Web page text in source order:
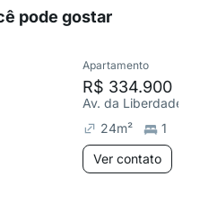
pode gostar
Apartamento
R$ 334.900
Av. da Liberdade,
24m²
1
Ver contato